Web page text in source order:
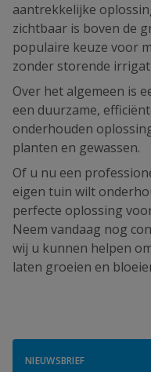
aantrekkelijke
zichtbaar is boven de
populaire keuze voor
zonder storende
Over het algemeen is
een duurzame,
onderhouden
planten en gewassen.
Of u nu een
eigen tuin wilt
perfecte oplossing
Neem vandaag nog
wij u kunnen helpen
laten groeien en
NIEUWSBRIEF